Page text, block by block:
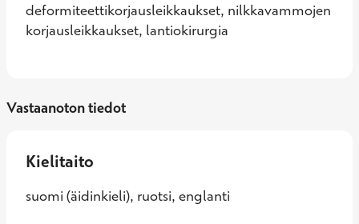
deformiteettikorjausleikkaukset, nilkkavammojen
korjausleikkaukset, lantiokirurgia
Vastaanoton tiedot
Kielitaito
suomi (äidinkieli), ruotsi, englanti